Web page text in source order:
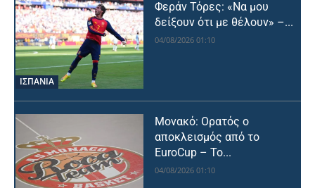
ΙΣΠΑΝΙΑ
Φεράν Τόρες: «Να μου
δείξουν ότι με θέλουν» –...
04/08/2026 01:10
Μονακό: Ορατός ο
αποκλεισμός από το
EuroCup – Το...
04/08/2026 01:10